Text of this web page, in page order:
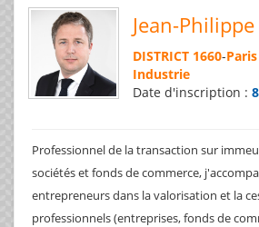
Jean-
DISTRICT 1660-
Industrie
Date d'inscription :
Professionnel de la transaction sur
sociétés et fonds de commerce,
entrepreneurs dans la valorisation et la
professionnels (entreprises, fonds de